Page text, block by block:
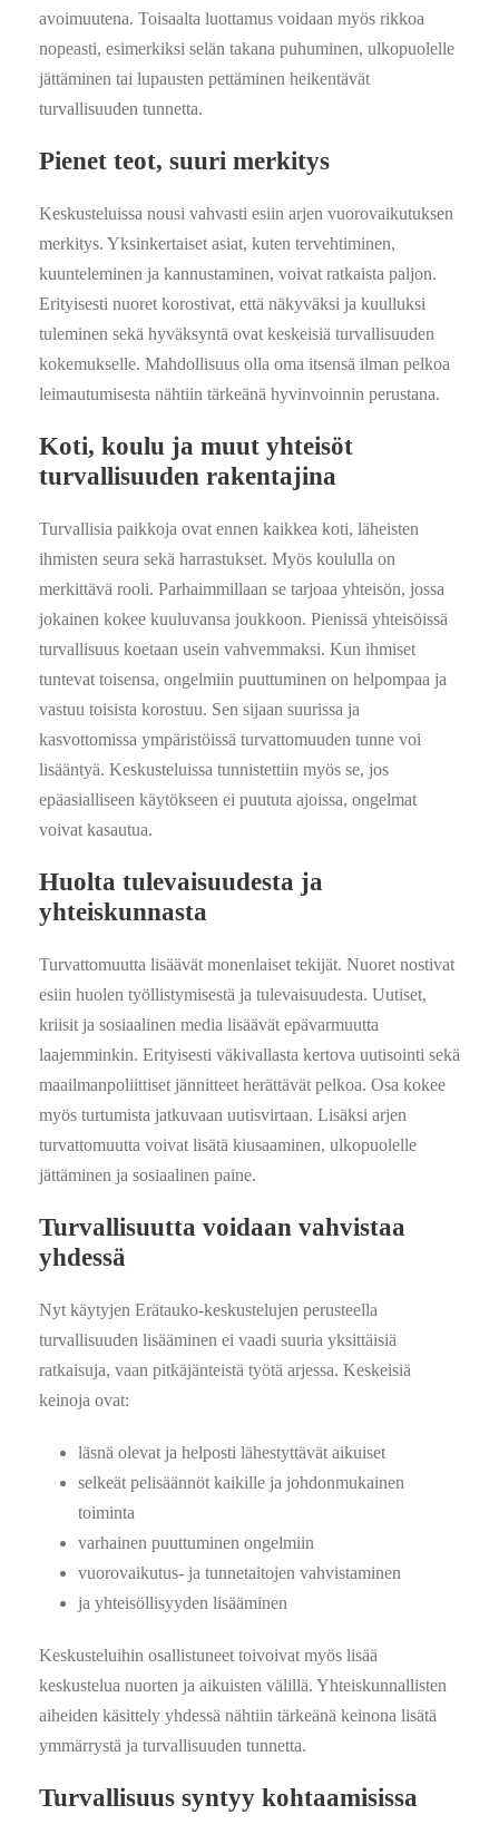
avoimuutena. Toisaalta luottamus voidaan myös rikkoa
nopeasti, esimerkiksi selän takana puhuminen, ulkopuolelle
jättäminen tai lupausten pettäminen heikentävät
turvallisuuden tunnetta.
Pienet teot, suuri merkitys
Keskusteluissa nousi vahvasti esiin arjen vuorovaikutuksen
merkitys. Yksinkertaiset asiat, kuten tervehtiminen,
kuunteleminen ja kannustaminen, voivat ratkaista paljon.
Erityisesti nuoret korostivat, että näkyväksi ja kuulluksi
tuleminen sekä hyväksyntä ovat keskeisiä turvallisuuden
kokemukselle. Mahdollisuus olla oma itsensä ilman pelkoa
leimautumisesta nähtiin tärkeänä hyvinvoinnin perustana.
Koti, koulu ja muut yhteisöt
turvallisuuden rakentajina
Turvallisia paikkoja ovat ennen kaikkea koti, läheisten
ihmisten seura sekä harrastukset. Myös koululla on
merkittävä rooli. Parhaimmillaan se tarjoaa yhteisön, jossa
jokainen kokee kuuluvansa joukkoon. Pienissä yhteisöissä
turvallisuus koetaan usein vahvemmaksi. Kun ihmiset
tuntevat toisensa, ongelmiin puuttuminen on helpompaa ja
vastuu toisista korostuu. Sen sijaan suurissa ja
kasvottomissa ympäristöissä turvattomuuden tunne voi
lisääntyä. Keskusteluissa tunnistettiin myös se, jos
epäasialliseen käytökseen ei puututa ajoissa, ongelmat
voivat kasautua.
Huolta tulevaisuudesta ja
yhteiskunnasta
Turvattomuutta lisäävät monenlaiset tekijät. Nuoret nostivat
esiin huolen työllistymisestä ja tulevaisuudesta. Uutiset,
kriisit ja sosiaalinen media lisäävät epävarmuutta
laajemminkin. Erityisesti väkivallasta kertova uutisointi sekä
maailmanpoliittiset jännitteet herättävät pelkoa. Osa kokee
myös turtumista jatkuvaan uutisvirtaan. Lisäksi arjen
turvattomuutta voivat lisätä kiusaaminen, ulkopuolelle
jättäminen ja sosiaalinen paine.
Turvallisuutta voidaan vahvistaa
yhdessä
Nyt käytyjen Erätauko-keskustelujen perusteella
turvallisuuden lisääminen ei vaadi suuria yksittäisiä
ratkaisuja, vaan pitkäjänteistä työtä arjessa. Keskeisiä
keinoja ovat:
läsnä olevat ja helposti lähestyttävät aikuiset
selkeät pelisäännöt kaikille ja johdonmukainen
toiminta
varhainen puuttuminen ongelmiin
vuorovaikutus- ja tunnetaitojen vahvistaminen
ja yhteisöllisyyden lisääminen
Keskusteluihin osallistuneet toivoivat myös lisää
keskustelua nuorten ja aikuisten välillä. Yhteiskunnallisten
aiheiden käsittely yhdessä nähtiin tärkeänä keinona lisätä
ymmärrystä ja turvallisuuden tunnetta.
Turvallisuus syntyy kohtaamisissa